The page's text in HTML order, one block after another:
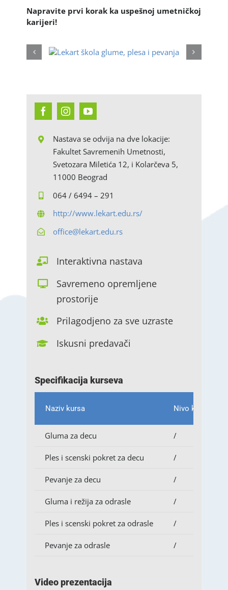
Napravite prvi korak ka uspešnoj umetničkoj
karijeri!
Nastava se odvija na dve lokacije:
Fakultet Savremenih Umetnosti,
Svetozara Miletića 12, i Kolarčeva 5,
11000 Beograd
064 / 6494 – 291
http://www.lekart.edu.rs/
office@lekart.edu.rs
Interaktivna nastava
Savremeno opremljene
prostorije
Prilagodjeno za sve uzraste
Iskusni predavači
Specifikacija kurseva
Naziv kursa Nivo kursa
Gluma za decu /
Ples i scenski pokret za decu /
Pevanje za decu /
Gluma i režija za odrasle /
Ples i scenski pokret za odrasle /
Pevanje za odrasle /
Video prezentacija